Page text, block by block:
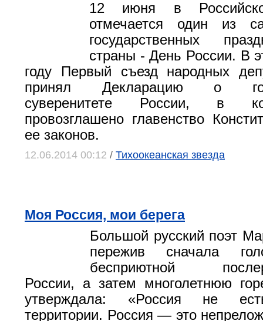
12 июня в
отмечается один из
государственных
страны - День России. В
году Первый съезд народных
принял Декларацию о
суверенитете России, в
провозглашено главенство
ее законов.
12.06.2014 00:12 / Тихоокеанская звезда
Моя Россия, мои берега
Большой русский поэт
пережив сначала
бесприютной
России, а затем многолетнюю
утверждала: «Россия не
территории. Россия — это